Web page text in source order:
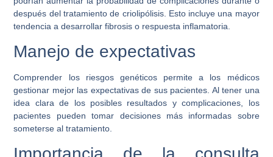
después del tratamiento de criolipólisis. Esto incluye una mayor
tendencia a desarrollar fibrosis o respuesta inflamatoria.
Manejo de expectativas
Comprender los riesgos genéticos permite a los médicos
gestionar mejor las expectativas de sus pacientes. Al tener una
idea clara de los posibles resultados y complicaciones, los
pacientes pueden tomar decisiones más informadas sobre
someterse al tratamiento.